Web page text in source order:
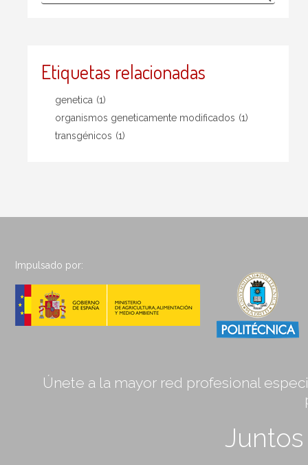
Etiquetas relacionadas
genetica (1)
organismos geneticamente modificados (1)
transgénicos (1)
Impulsado por:
Únete a la mayor red profesional